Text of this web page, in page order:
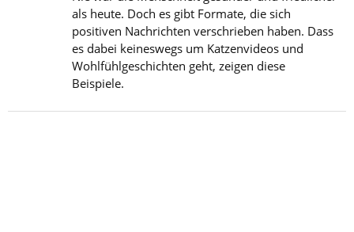
als heute. Doch es gibt Formate, die sich
positiven Nachrichten verschrieben haben. Dass
es dabei keineswegs um Katzenvideos und
Wohlfühlgeschichten geht, zeigen diese
Beispiele.